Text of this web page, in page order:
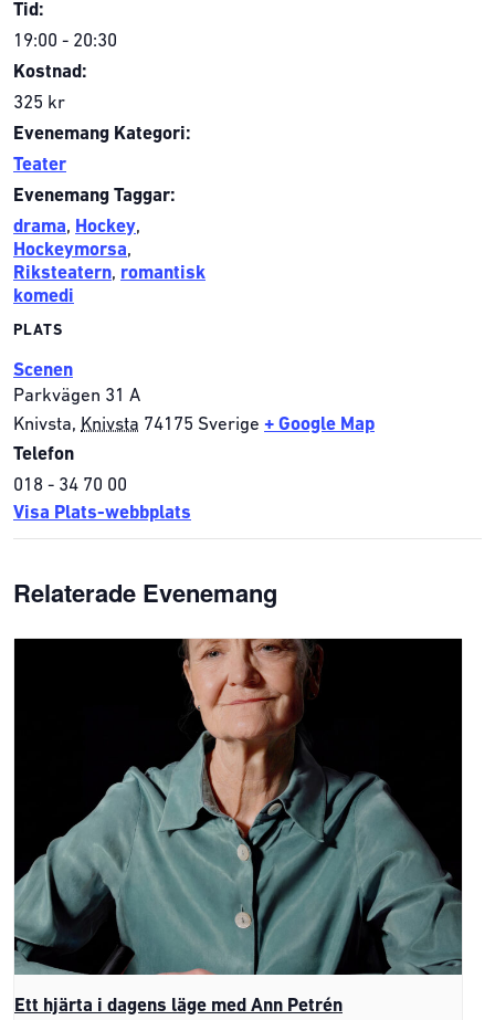
Tid:
19:00 - 20:30
Kostnad:
325 kr
Evenemang Kategori:
Teater
Evenemang Taggar:
drama, Hockey,
Hockeymorsa,
Riksteatern, romantisk
komedi
PLATS
Scenen
Parkvägen 31 A
Knivsta, Knivsta 74175 Sverige + Google Map
Telefon
018 - 34 70 00
Visa Plats-webbplats
Relaterade Evenemang
Ett hjärta i dagens läge med Ann Petrén